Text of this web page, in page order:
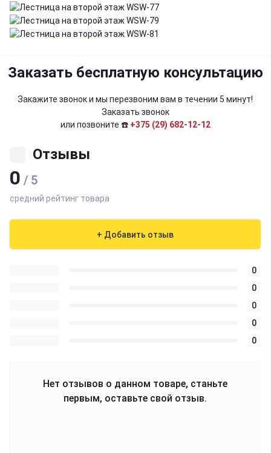
Заказать бесплатную консультацию
Закажите звонок и мы перезвоним вам в течении 5 минут!
Заказать звонок
или позвоните ☎️ +375 (29) 682-12-12
Отзывы
0 / 5
средний рейтинг товара
+ Добавить отзыв
0
0
0
0
0
Нет отзывов о данном товаре, станьте
первым, оставьте свой отзыв.